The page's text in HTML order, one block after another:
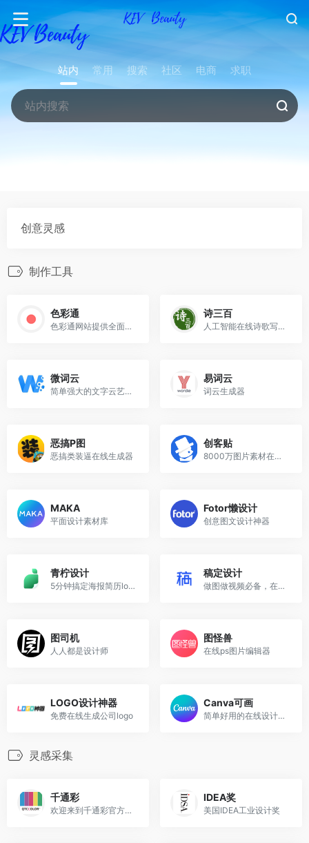
站内 常用 搜索 社区 电商 求职
创意灵感
制作工具
色彩通
色彩通网站提供全面的在线色号查询，潘通颜色色彩查询，色卡配方下载、色卡销售服务
诗三百
人工智能在线诗歌写作平台
微词云
简单强大的文字云艺术生成器
易词云
词云生成器
恶搞P图
恶搞类装逼在线生成器
创客贴
8000万图片素材在线编辑，换图改字生成精美设计。自动抠图，高清背景，设计不求人，商用有版权
MAKA
平面设计素材库
Fotor懒设计
创意图文设计神器
青柠设计
5分钟搞定海报简历logo设计
稿定设计
做图做视频必备，在线设计神器
图司机
人人都是设计师
图怪兽
在线ps图片编辑器
LOGO设计神器
免费在线生成公司logo
Canva可画
简单好用的在线设计平台
灵感采集
千通彩
欢迎来到千通彩官方网站，在这里寻找国际标准的色彩管控解决方案、随时随地查阅您所关心的颜色、未来趋势以及采购心宜的色彩工具，我们将竭诚为你服务!
IDEA奖
美国IDEA工业设计奖